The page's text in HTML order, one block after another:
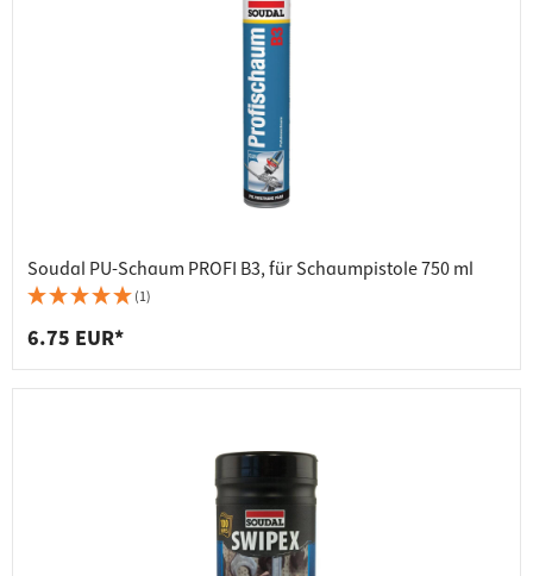
Soudal PU-Schaum PROFI B3, für Schaumpistole 750 ml
(1)
6.75 EUR*